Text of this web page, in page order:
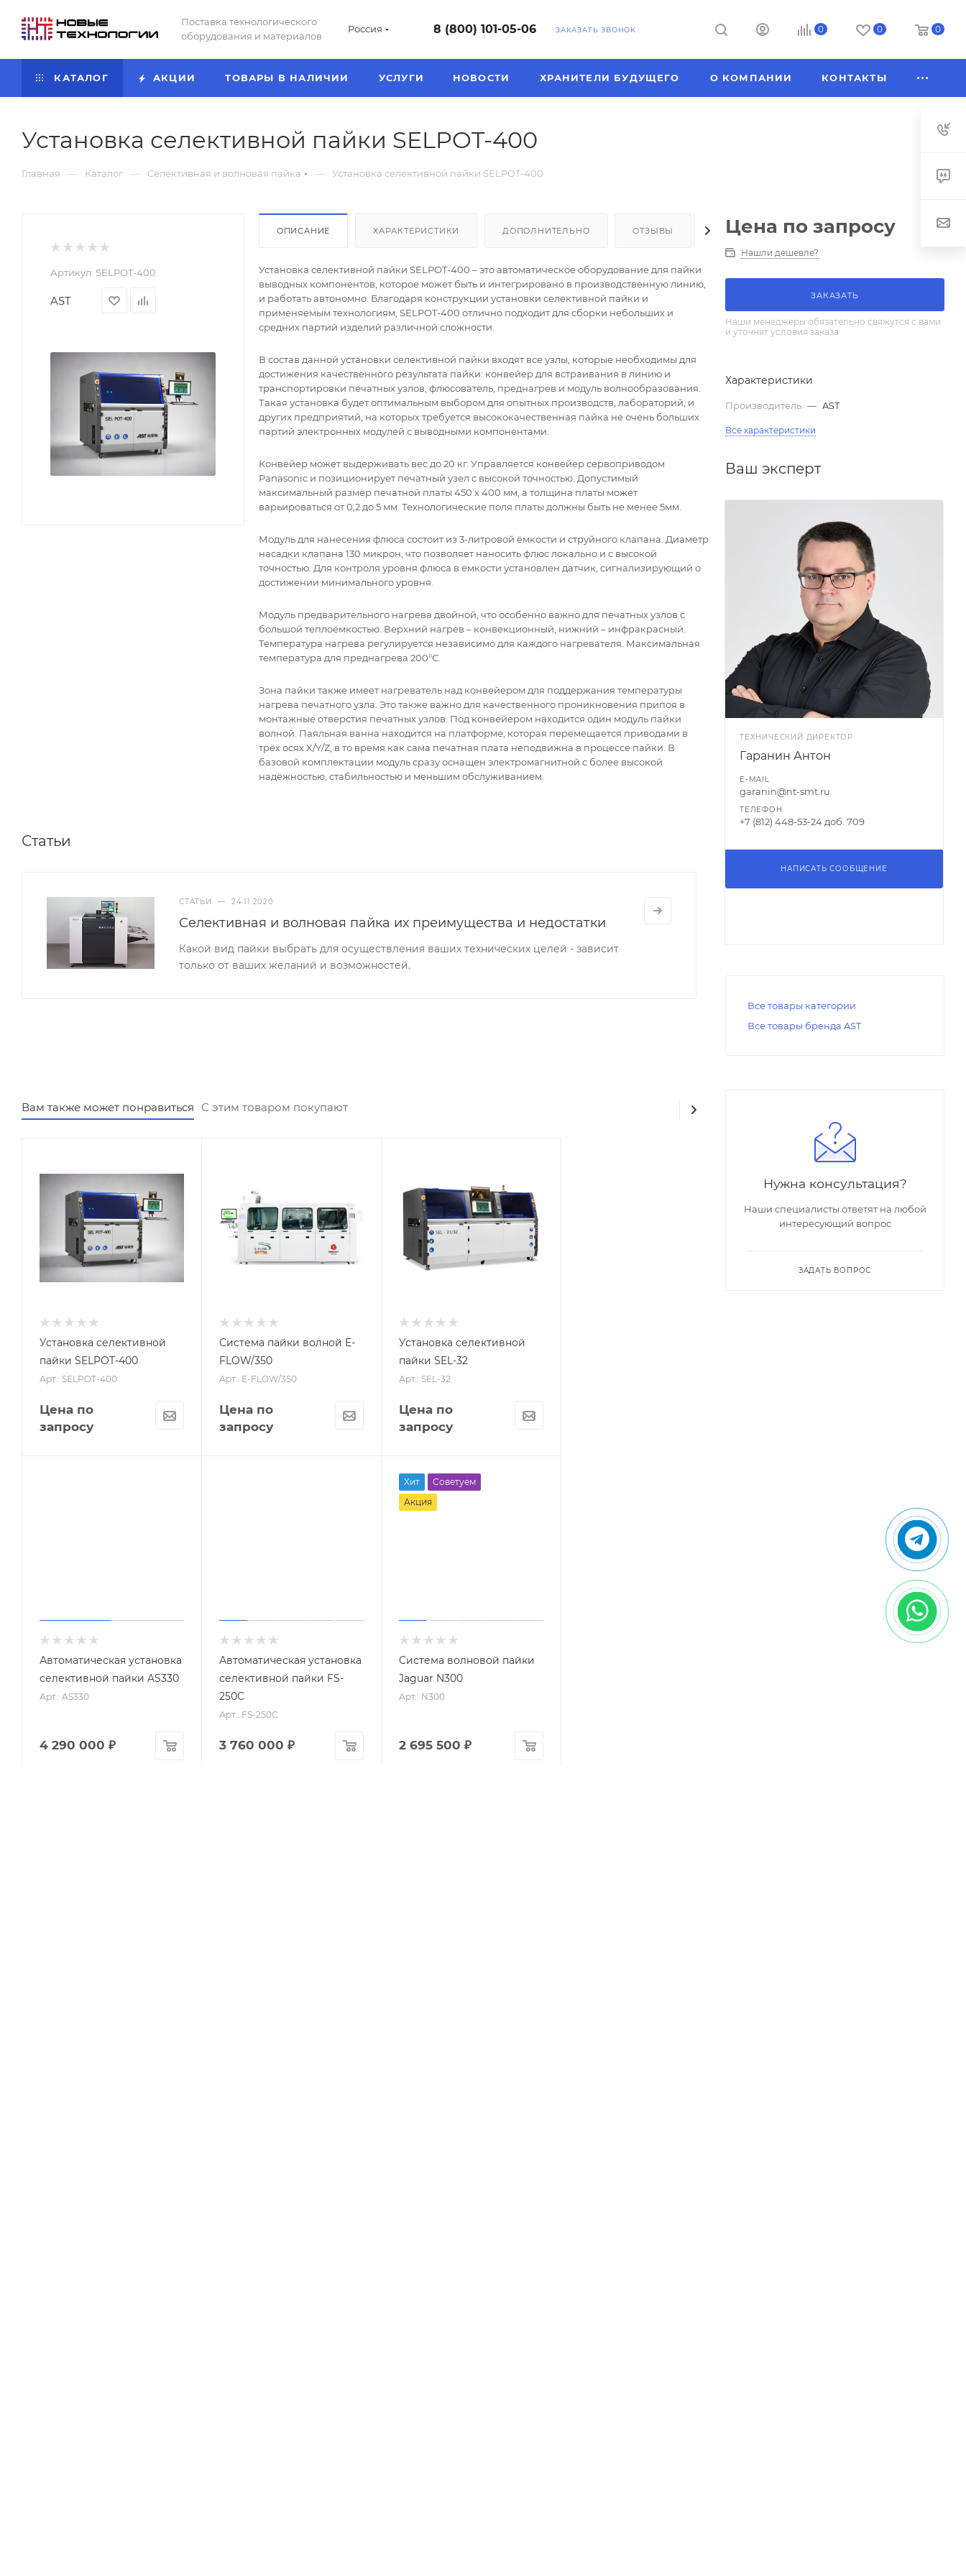
Поставка технологического
оборудования и материалов
Россия 8 (800) 101-05-06 ЗАКАЗАТЬ ЗВОНОК 0 0 0
КАТАЛОГ АКЦИИ ТОВАРЫ В НАЛИЧИИ УСЛУГИ НОВОСТИ ХРАНИТЕЛИ БУДУЩЕГО О КОМПАНИИ КОНТАКТЫ
Установка селективной пайки SELPOT-400
Главная — Каталог — Селективная и волновая пайка — Установка селективной пайки SELPOT-400
Артикул: SELPOT-400
AST
ОПИСАНИЕ ХАРАКТЕРИСТИКИ ДОПОЛНИТЕЛЬНО ОТЗЫВЫ КАК КУПИТЬ ОПЛАТА ДОСТАВКА
Установка селективной пайки SELPOT-400 – это автоматическое оборудование для пайки
выводных компонентов, которое может быть и интегрировано в производственную линию,
и работать автономно. Благодаря конструкции установки селективной пайки и
применяемым технологиям, SELPOT-400 отлично подходит для сборки небольших и
средних партий изделий различной сложности.
В состав данной установки селективной пайки входят все узлы, которые необходимы для
достижения качественного результата пайки: конвейер для встраивания в линию и
транспортировки печатных узлов, флюсователь, преднагрев и модуль волнообразования.
Такая установка будет оптимальным выбором для опытных производств, лабораторий, и
других предприятий, на которых требуется высококачественная пайка не очень больших
партий электронных модулей с выводными компонентами.
Конвейер может выдерживать вес до 20 кг. Управляется конвейер сервоприводом
Panasonic и позиционирует печатный узел с высокой точностью. Допустимый
максимальный размер печатной платы 450 х 400 мм, а толщина платы может
варьироваться от 0,2 до 5 мм. Технологические поля платы должны быть не менее 5мм.
Модуль для нанесения флюса состоит из 3-литровой ёмкости и струйного клапана. Диаметр
насадки клапана 130 микрон, что позволяет наносить флюс локально и с высокой
точностью. Для контроля уровня флюса в ёмкости установлен датчик, сигнализирующий о
достижении минимального уровня.
Модуль предварительного нагрева двойной, что особенно важно для печатных узлов с
большой теплоёмкостью. Верхний нагрев – конвекционный, нижний – инфракрасный.
Температура нагрева регулируется независимо для каждого нагревателя. Максимальная
температура для преднагрева 200°С.
Зона пайки также имеет нагреватель над конвейером для поддержания температуры
нагрева печатного узла. Это также важно для качественного проникновения припоя в
монтажные отверстия печатных узлов. Под конвейером находится один модуль пайки
волной. Паяльная ванна находится на платформе, которая перемещается приводами в
трёх осях X/Y/Z, в то время как сама печатная плата неподвижна в процессе пайки. В
базовой комплектации модуль сразу оснащен электромагнитной с более высокой
надёжностью, стабильностью и меньшим обслуживанием.
Статьи
СТАТЬИ — 24.11.2020
Селективная и волновая пайка их преимущества и недостатки
Какой вид пайки выбрать для осуществления ваших технических целей - зависит
только от ваших желаний и возможностей.
Вам также может понравиться С этим товаром покупают
Установка селективной
пайки SELPOT-400
Арт.: SELPOT-400
Цена по
запросу
Система пайки волной E-
FLOW/350
Арт.: E-FLOW/350
Цена по
запросу
Установка селективной
пайки SEL-32
Арт.: SEL-32
Цена по
запросу
Автоматическая установка
селективной пайки AS330
Арт.: AS330
4 290 000 ₽
Автоматическая установка
селективной пайки FS-
250C
Арт.: FS-250C
3 760 000 ₽
Хит
Советуем
Акция
Система волновой пайки
Jaguar N300
Арт.: N300
2 695 500 ₽
Цена по запросу
Нашли дешевле?
ЗАКАЗАТЬ
Наши менеджеры обязательно свяжутся с вами
и уточнят условия заказа
Характеристики
Производитель — AST
Все характеристики
Ваш эксперт
ТЕХНИЧЕСКИЙ ДИРЕКТОР
Гаранин Антон
E-MAIL
garanin@nt-smt.ru
ТЕЛЕФОН
+7 (812) 448-53-24 доб. 709
НАПИСАТЬ СООБЩЕНИЕ
Все товары категории
Все товары бренда AST
Нужна консультация?
Наши специалисты ответят на любой
интересующий вопрос
ЗАДАТЬ ВОПРОС